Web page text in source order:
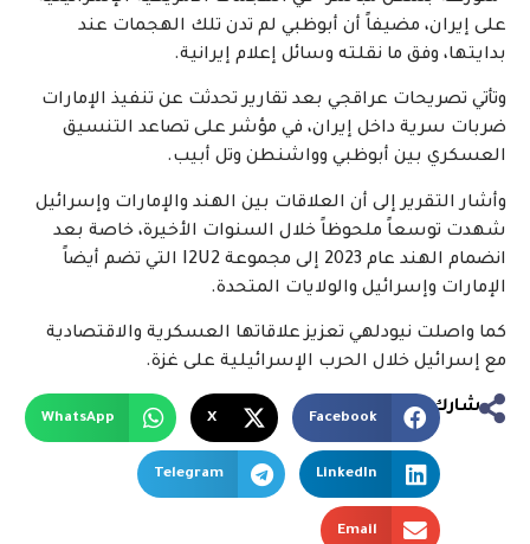
على إيران، مضيفاً أن أبوظبي لم تدن تلك الهجمات عند
بدايتها، وفق ما نقلته وسائل إعلام إيرانية.
وتأتي تصريحات عراقجي بعد تقارير تحدثت عن تنفيذ الإمارات
ضربات سرية داخل إيران، في مؤشر على تصاعد التنسيق
العسكري بين أبوظبي وواشنطن وتل أبيب.
وأشار التقرير إلى أن العلاقات بين الهند والإمارات وإسرائيل
شهدت توسعاً ملحوظاً خلال السنوات الأخيرة، خاصة بعد
انضمام الهند عام 2023 إلى مجموعة I2U2 التي تضم أيضاً
الإمارات وإسرائيل والولايات المتحدة.
كما واصلت نيودلهي تعزيز علاقاتها العسكرية والاقتصادية
مع إسرائيل خلال الحرب الإسرائيلية على غزة.
شارك
Facebook
X
WhatsApp
LinkedIn
Telegram
Email